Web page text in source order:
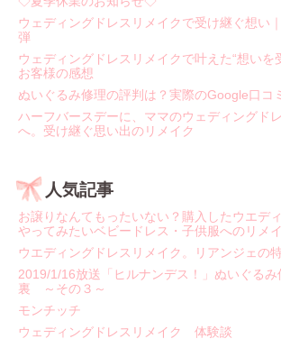
ウェディングドレスリメイクで受け継ぐ想い
弾
ウェディングドレスリメイクで叶えた“想いを
お客様の感想
ぬいぐるみ修理の評判は？実際のGoogle口コ
ハーフバースデーに、ママのウェディングド
へ。受け継ぐ思い出のリメイク
人気記事
お譲りなんてもったいない？購入したウエデ
やってみたいベビードレス・子供服へのリメ
ウエディングドレスリメイク。リアンジェの
2019/1/16放送「ヒルナンデス！」ぬいぐるみ
裏 ～その３～
モンチッチ
ウェディングドレスリメイク 体験談